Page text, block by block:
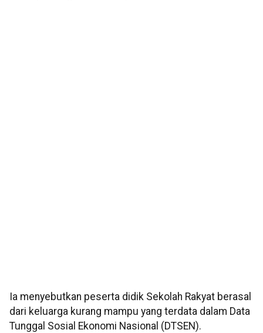
Ia menyebutkan peserta didik Sekolah Rakyat berasal
dari keluarga kurang mampu yang terdata dalam Data
Tunggal Sosial Ekonomi Nasional (DTSEN).